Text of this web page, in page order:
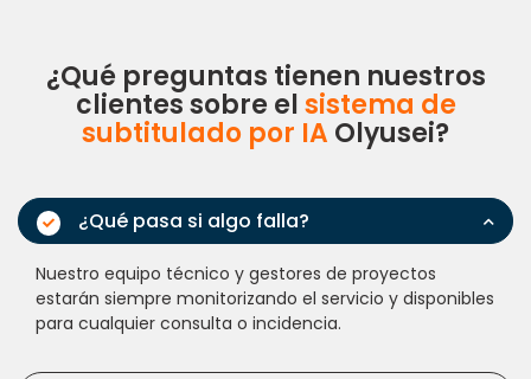
¿Qué preguntas tienen nuestros
clientes sobre elsistema de
subtitulado por IA Olyusei?
¿Qué pasa si algo falla?
Nuestro equipo técnico y gestores de proyectos
estarán siempre monitorizando el servicio y disponibles
para cualquier consulta o incidencia.